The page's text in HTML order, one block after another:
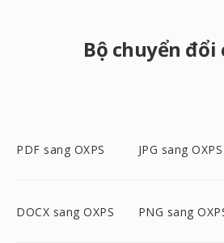
Bộ chuyển đổi
PDF sang OXPS JPG sang OXPS
DOCX sang OXPS PNG sang